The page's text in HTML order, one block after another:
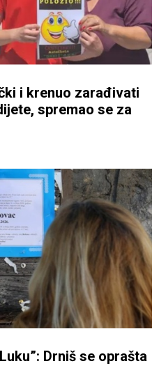
i krenuo zarađivati
spremao se za
Drniš se oprašta